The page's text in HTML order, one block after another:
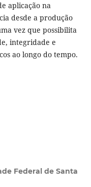
aplicação na
desde a produção
vez que possibilita
integridade e
ao longo do tempo.
Federal de Santa